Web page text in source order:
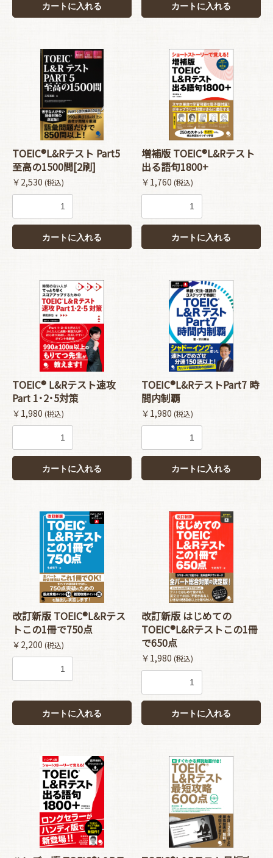
カートに入れる カートに入れる
TOEIC®L&Rテスト Part5
至高の1500問[2刷]
￥2,530 (税込)
カートに入れる
増補版 TOEIC®L&Rテスト
出る語句1800+
￥1,760 (税込)
カートに入れる
TOEIC® L&Rテスト速攻
Part 1･2･5対策
￥1,980 (税込)
カートに入れる
TOEIC®L&RテストPart7 時
間内制覇
￥1,980 (税込)
カートに入れる
改訂新版 TOEIC®L&Rテス
トこの1冊で750点
￥2,200 (税込)
カートに入れる
改訂新版 はじめての
TOEIC®L&Rテストこの1冊
で650点
￥1,980 (税込)
カートに入れる